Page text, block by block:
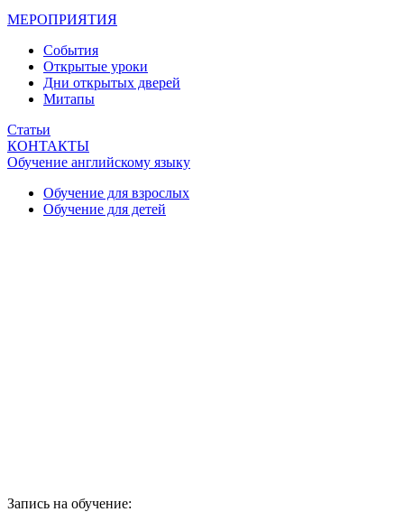
МЕРОПРИЯТИЯ
События
Открытые уроки
Дни открытых дверей
Митапы
Статьи
КОНТАКТЫ
Обучение английскому языку
Обучение для взрослых
Обучение для детей
Запись на обучение: